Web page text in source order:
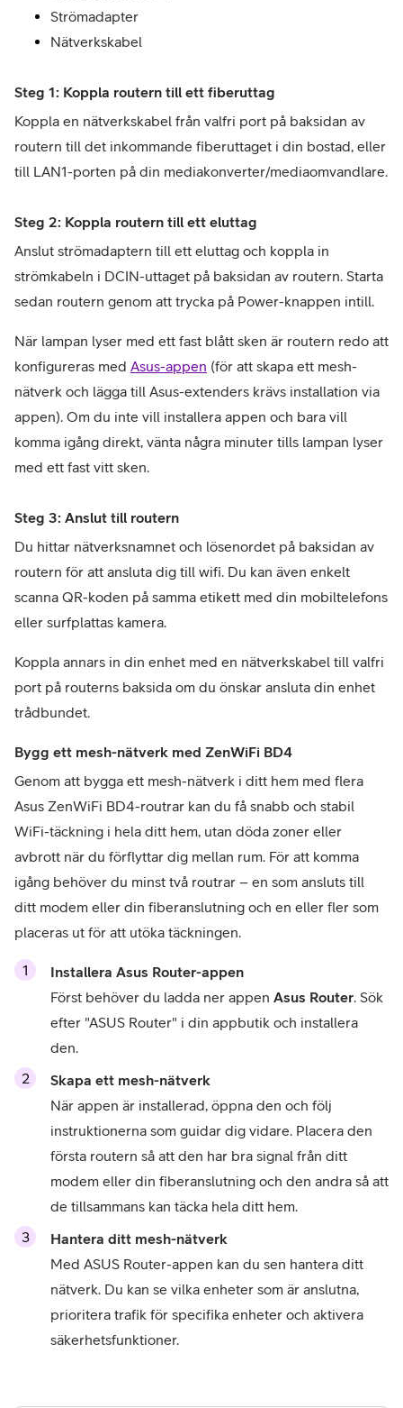
Strömadapter
Nätverkskabel
Steg 1: Koppla routern till ett fiberuttag
Koppla en nätverkskabel från valfri port på baksidan av
routern till det inkommande fiberuttaget i din bostad, eller
till LAN1-porten på din mediakonverter/mediaomvandlare.
Steg 2: Koppla routern till ett eluttag
Anslut strömadaptern till ett eluttag och koppla in
strömkabeln i DCIN-uttaget på baksidan av routern. Starta
sedan routern genom att trycka på Power-knappen intill.
När lampan lyser med ett fast blått sken är routern redo att
konfigureras med Asus-appen (för att skapa ett mesh-
nätverk och lägga till Asus-extenders krävs installation via
appen). Om du inte vill installera appen och bara vill
komma igång direkt, vänta några minuter tills lampan lyser
med ett fast vitt sken.
Steg 3: Anslut till routern
Du hittar nätverksnamnet och lösenordet på baksidan av
routern för att ansluta dig till wifi. Du kan även enkelt
scanna QR-koden på samma etikett med din mobiltelefons
eller surfplattas kamera.
Koppla annars in din enhet med en nätverkskabel till valfri
port på routerns baksida om du önskar ansluta din enhet
trådbundet.
Bygg ett mesh-nätverk med ZenWiFi BD4
Genom att bygga ett mesh-nätverk i ditt hem med flera
Asus ZenWiFi BD4-routrar kan du få snabb och stabil
WiFi-täckning i hela ditt hem, utan döda zoner eller
avbrott när du förflyttar dig mellan rum. För att komma
igång behöver du minst två routrar – en som ansluts till
ditt modem eller din fiberanslutning och en eller fler som
placeras ut för att utöka täckningen.
Först behöver du ladda ner appen Asus Router. Sök
efter "ASUS Router" i din appbutik och installera
den.
När appen är installerad, öppna den och följ
instruktionerna som guidar dig vidare. Placera den
första routern så att den har bra signal från ditt
modem eller din fiberanslutning och den andra så att
de tillsammans kan täcka hela ditt hem.
Hantera ditt mesh-nätverk
Med ASUS Router-appen kan du sen hantera ditt
nätverk. Du kan se vilka enheter som är anslutna,
prioritera trafik för specifika enheter och aktivera
säkerhetsfunktioner.